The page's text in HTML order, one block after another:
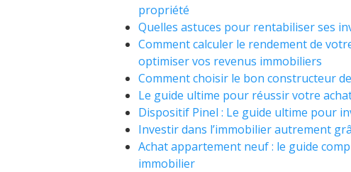
propriété
Quelles astuces pour rentabiliser ses
Comment calculer le rendement de
optimiser vos revenus immobiliers
Comment choisir le bon constructeur
Le guide ultime pour réussir votre
Dispositif Pinel : Le guide ultime pour
Investir dans l’immobilier autrement
Achat appartement neuf : le guide
immobilier